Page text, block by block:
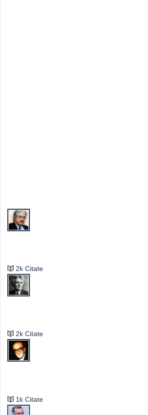
2k Citate
2k Citate
1k Citate